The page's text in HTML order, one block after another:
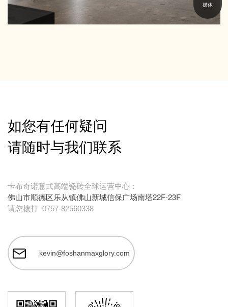
如您有任何疑问
请随时与我们联系
卡布奇诺意式高端瓷砖全球运营中心：
佛山市顺德区乐从镇佛山新城信保广场南塔22F-23F
请您拨打 0757-82560338
kevin@foshanmaxglory.com
媒体